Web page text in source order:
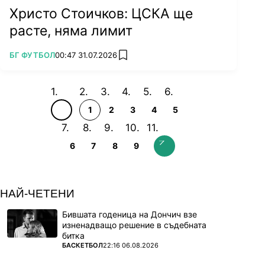
Христо Стоичков: ЦСКА ще
расте, няма лимит
ПОВЕЧЕ ОТ
БГ ФУТБОЛ00:47 31.07.2026 add favorites
1 2 3 4 5
6 7 8 9
НАЙ-ЧЕТЕНИ
Бившата годеница на Дончич взе
изненадващо решение в съдебната
битка
ПОВЕЧЕ ОТ
БАСКЕТБОЛ22:16 06.08.2026